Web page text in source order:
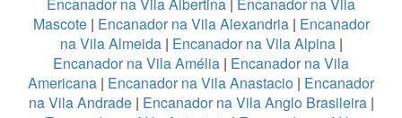
Mascote| Encanador na Vila Alexandria| Encanador
na Vila Almeida | Encanador na Vila Alpina |
Encanador na Vila Amélia | Encanador na Vila
Americana | Encanador na Vila Anastacio | Encanador
na Vila Andrade| Encanador na Vila Anglo Brasileira|